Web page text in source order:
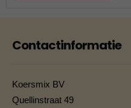
Contactinformatie
Koersmix BV
Quellinstraat 49